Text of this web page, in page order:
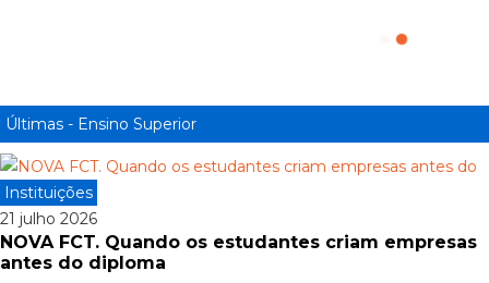
Últimas - Ensino Superior
Instituições
21 julho 2026
NOVA FCT. Quando os estudantes criam empresas
antes do diploma